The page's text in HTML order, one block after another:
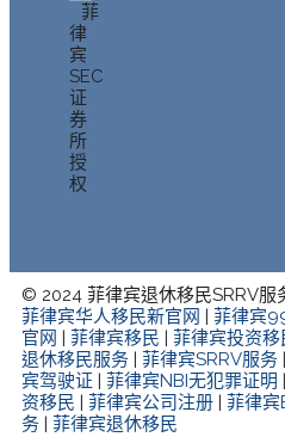
菲
律
宾
SEC
证
券
所
授
权
© 2024 菲律宾退休移民SRRV服
菲律宾华人移民新官网
菲律宾
官网
菲律宾移民 菲律宾投资移
退休移民服务
菲律宾SRRV服务
宾驾驶证
菲律宾NBI无犯罪证明
资移民
菲律宾公司注册 菲律宾
务
菲律宾退休移民